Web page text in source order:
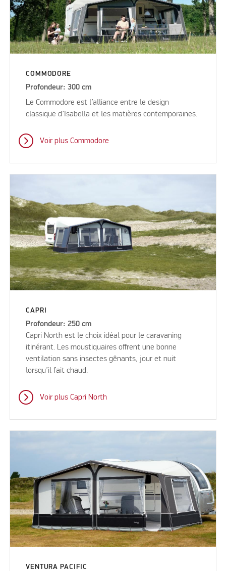
COMMODORE
Profondeur: 300 cm
Le Commodore est l’alliance entre le design
classique d’Isabella et les matières contemporaines.
Voir plus Commodore
CAPRI
Profondeur: 250 cm
Capri North est le choix idéal pour le caravaning
itinérant. Les moustiquaires offrent une bonne
ventilation sans insectes gênants, jour et nuit
lorsqu’il fait chaud.
Voir plus Capri North
VENTURA PACIFIC